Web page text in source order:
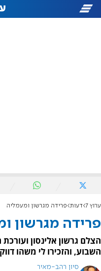
ערוץ 7 דעות פרידה מגרשון ומעמליה
פרידה מגרשון
הצלם גרשון אלינסון
השבוע, והזכירו לי משהו
סיון רהב-מאיר